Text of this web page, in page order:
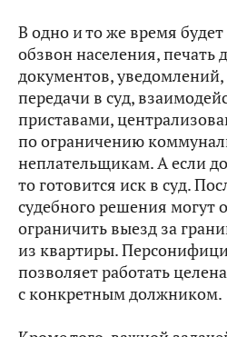
В одно и то же время будет
обзвон населения, печать
документов, уведомлений,
передачи в суд,
приставами,
по ограничению
неплательщикам. А если
то готовится иск в суд.
судебного решения могут
ограничить выезд за
из квартиры.
позволяет работать
с конкретным должником.